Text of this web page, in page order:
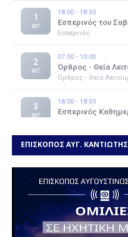
ΕΠΙΣΚΟΠΟΣ ΑΥΓ. ΚΑΝΤΙΩΤΗΣ